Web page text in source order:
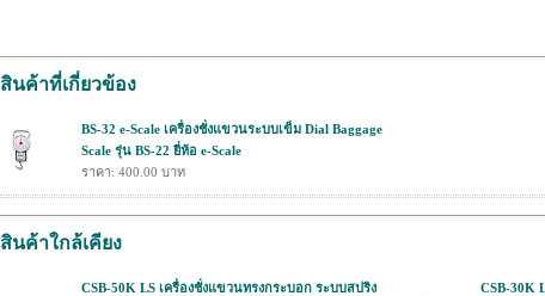
สินค้าที่เกี่ยวข้อง
BS-32 e-Scale เครื่องชั่งแขวนระบบเข็ม Dial Baggage
Scale รุ่น BS-22 ยี่ห้อ e-Scale
ราคา: 400.00 บาท
สินค้าใกล้เคียง
CSB-50K LS เครื่องชั่งแขวนทรงกระบอก ระบบสปริง
CSB-30K